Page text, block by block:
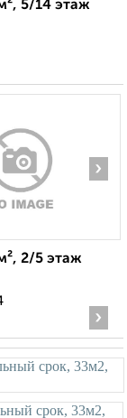
5/14 этаж
›
2/5 этаж
›